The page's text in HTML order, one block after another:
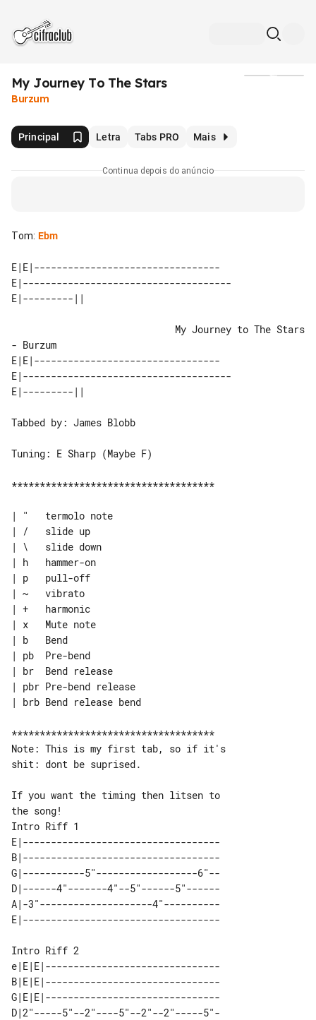
My Journey To The Stars
Burzum
Principal Letra Tabs PRO Mais
Continua depois do anúncio
Tom: Ebm
E|E|---------------------------------
E|-------------------------------------
- Burzum
E|E|---------------------------------
E|-------------------------------------
Tabbed by: James Blobb
Tuning: E Sharp (Maybe F)
************************************
| "   termolo note
| /   slide up
| \   slide down
| h   hammer-on
| p   pull-off
| ~   vibrato
| +   harmonic
| x   Mute note
| b   Bend
| pb  Pre-bend
| br  Bend release
| pbr Pre-bend release
| brb Bend release bend
************************************
Note: This is my first tab, so if it's
shit: dont be suprised.
If you want the timing then litsen to
Intro Riff 1
E|-----------------------------------
B|-----------------------------------
G|-----------5"------------------6"--
D|------4"-------4"--5"------5"------
A|-3"--------------------4"----------
Intro Riff 2
e|E|E|-------------------------------
B|E|E|-------------------------------
G|E|E|-------------------------------
D|2"-----5"--2"----5"--2"--2"-----5"-